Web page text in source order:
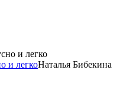
и легкоНаталья Бибекина